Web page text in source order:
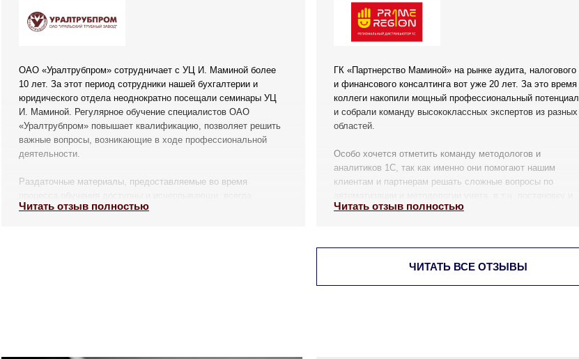
ЧИТАТЬ ВСЕ ОТЗЫВЫ
ОАО «Уралтрубпром» сотрудничает с УЦ И. Маминой более
10 лет. За этот период сотрудники нашей бухгалтерии и
юридического отдела неоднократно посещали семинары УЦ
И. Маминой. Регулярное обучение специалистов ОАО
«Уралтрубпром» повышает квалификацию, позволяет решить
важные вопросы, возникающие в ходе профессиональной
деятельности.
Раздаточные материалы, предоставляемые во время
содержат актуальную информацию.
Читать отзыв полностью
ГК «Партнерство Маминой» на рынке аудита, налогового
и финансового консалтинга вот уже 20 лет. За это время
коллеги накопили мощный профессиональный потенциал
и собрали команду высококлассных экспертов из разных
областей.
Особо хочется отметить команду методологов и
аналитиков 1С, так как именно они помогают нашим
клиентам и партнерам решать сложные вопросы по
автоматизацию раздельного учета по гособоронзаказу.
Читать отзыв полностью